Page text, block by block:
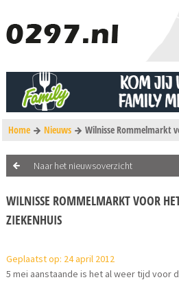
Home Nieuws Wilnisse Rommelmarkt
Naar het nieuwsoverzicht
WILNISSE ROMMELMARKT VOOR
ZIEKENHUIS
Geplaatst op: 24 april 2012
5 mei aanstaande is het al weer tijd voor